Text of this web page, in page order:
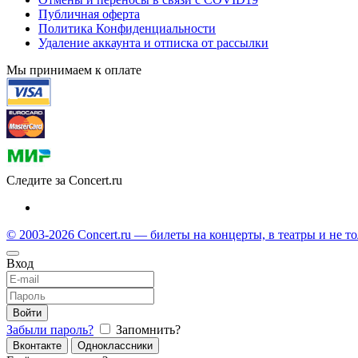
Публичная оферта
Политика Конфиденциальности
Удаление аккаунта и отписка от рассылки
Мы принимаем к оплате
Следите за Concert.ru
© 2003-2026 Concert.ru — билеты на концерты, в театры и не
Вход
Войти
Забыли пароль? Запомнить?
Вконтакте Одноклассники